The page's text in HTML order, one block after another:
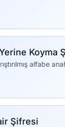
Koyma
alfabe
Şifresi